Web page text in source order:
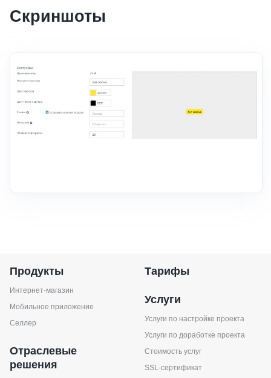
Скриншоты
Продукты
Интернет-магазин
Мобильное приложение
Селлер
Отраслевые
решения
Тарифы
Услуги
Услуги по настройке проекта
Услуги по доработке проекта
Стоимость услуг
SSL-сертификат